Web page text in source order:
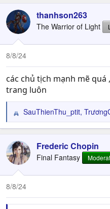
c
t
i
o
n
thanhson263
The Warrior of Light
8/8/24
các chủ tịch mạnh mẽ quá
trang luôn
R
e
c
t
i
o
n
:
SauThienThu_ptit,
Frederic Chopin
Final Fantasy
8/8/24